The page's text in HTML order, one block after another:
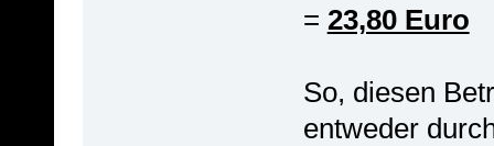
= 23,80 Euro
So, diesen
entweder